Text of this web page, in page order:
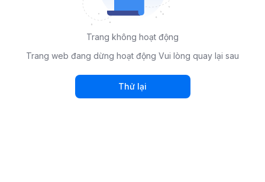
Trang không hoạt động
Trang web đang dừng hoạt động Vui lòng quay lại sau
Thử lại